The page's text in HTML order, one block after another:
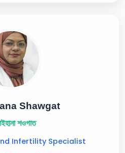
Shawgat
শওগাত
Infertility Specialist